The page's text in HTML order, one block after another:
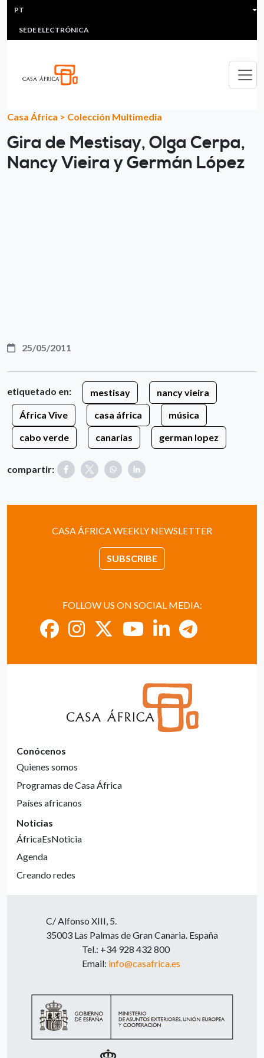
Passar para o conteúdo principal
HEADER MENU
MULTIMEDIA
SEDE ELECTRÓNICA
PT
Casa África > Colección Multimedia
Gira de Mestisay, Olga Cerpa,
Nancy Vieira y Germán López
25/05/2011
etiquetado en: mestisay
nancy vieira
África Vive
casa áfrica
música
cabo verde
canarias german lopez
compartir:
CASA ÁFRICA WEEKLY NEWSLETTER
SUBSCRIBE
FOLLOW US ON SOCIAL MEDIA:
Conócenos
Quienes somos
Programas de Casa África
Países africanos
Noticias
ÁfricaEsNoticia
Agenda
Creando redes
C/ Alfonso XIII, 5.
35003 Las Palmas de Gran Canaria. España
Tel.: +34 928 432 800
Email: info@casafrica.es